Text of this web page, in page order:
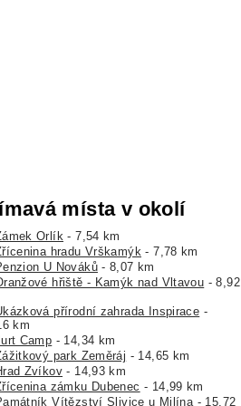
místa v okolí
Orlík - 7,54 km
hradu Vrškamýk - 7,78 km
U Nováků- 8,07 km
hřiště - Kamýk nad Vltavou - 8,92
přírodní zahrada Inspirace -
km
Camp - 14,34 km
park Zeměráj - 14,65 km
Zvíkov - 14,93 km
zámku Dubenec - 14,99 km
Vítězství Slivice u Milína- 15,72